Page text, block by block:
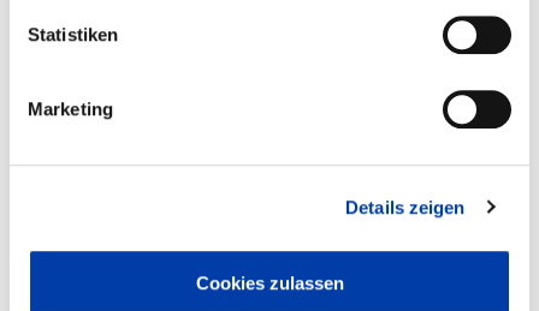
Statistiken
Marketing
Details zeigen
Cookies zulassen
VERFAHREN ZUR OPTISCHEN BEWERTUNG
CHWEISSUNGEN IM DÜNNBLECHBEREICH
IGF-Nr.: 01IF23325N